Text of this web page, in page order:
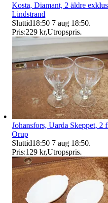
Kosta, Diamant, 2 äldre
Lindstrand
Sluttid18:50 7 aug 18:50.
Pris:229 kr,Utropspris.
Johansfors, Uarda Skeppet, 2
Orup
Sluttid18:50 7 aug 18:50.
Pris:129 kr,Utropspris.